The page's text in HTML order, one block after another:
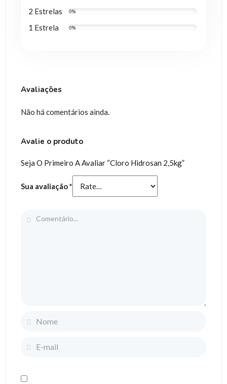
2 Estrelas 0%
1 Estrela 0%
Avaliações
Não há comentários ainda.
Avalie o produto
Seja O Primeiro A Avaliar “Cloro Hidrosan 2,5kg”
Sua avaliação*